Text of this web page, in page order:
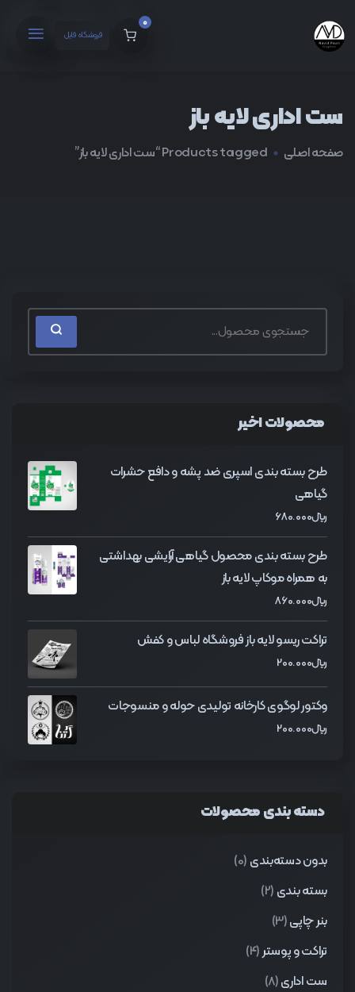
0
فروشگاه فایل
ست اداری لایه باز
صفحه اصلی Products tagged “ست اداری لایه باز”
محصولات اخیر
طرح بسته بندی اسپری ضد پشه و دافع حشرات
گیاهی
﷼680.000
طرح بسته بندی محصول گیاهی آرایشی بهداشتی
به همراه موکاپ لایه باز
﷼860.000
تراکت ریسو لایه باز فروشگاه لباس و کفش
﷼200.000
وکتور لوگوی کارخانه تولیدی حوله و منسوجات
﷼200.000
دسته بندی محصولات
بدون دسته‌بندی (0)
بسته بندی (2)
بنر چاپی(3)
تراکت و پوستر(4)
ست اداری(8)